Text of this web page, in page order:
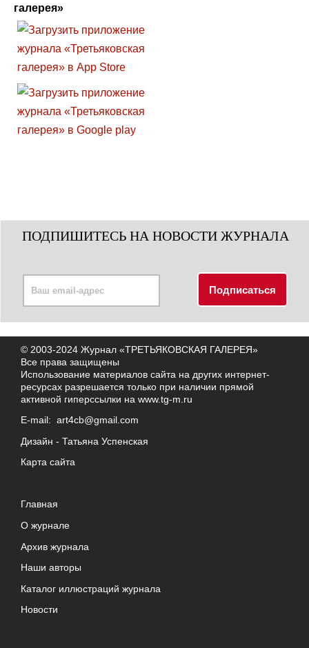
галерея»
ПОДПИШИТЕСЬ НА НОВОСТИ ЖУРНАЛА
© 2003-2024 Журнал «ТРЕТЬЯКОВСКАЯ ГАЛЕРЕЯ»
Все права защищены
Использование материалов сайта на других интернет-
ресурсах разрешается только при наличии прямой
активной гиперссылки на www.tg-m.ru
E-mail: art4cb@gmail.com
Дизайн - Татьяна Успенская
Карта сайта
Главная
О журнале
Архив журнала
Наши авторы
Каталог иллюстраций журнала
Новости